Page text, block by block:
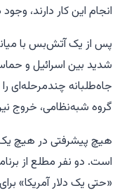
انجام این کار دارند، وجود
پس از یک آتش‌بس با
شدید بین اسرائیل و
جاه‌طلبانه چندمرحله‌ای
گروه شبه‌نظامی، خروج
هیچ پیشرفتی در هیچ
است. دو نفر مطلع از
«حتی یک دلار آمریکا»